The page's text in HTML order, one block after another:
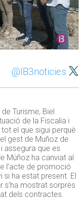
@IB3noticies
Turisme, Biel
de la Fiscalia i
el que sigui perquè
gest de Muñoz de
assegura que es
Múñoz ha canviat al
l’acte de promoció
si ha estat present. El
s’ha mostrat sorprès
dels contractes.